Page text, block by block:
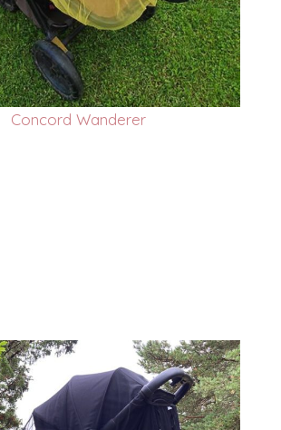
Concord Wanderer